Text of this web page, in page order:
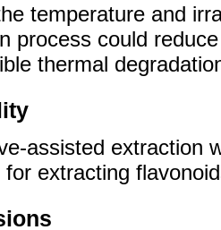
temperature and
process could
thermal
assisted extraction
for extracting